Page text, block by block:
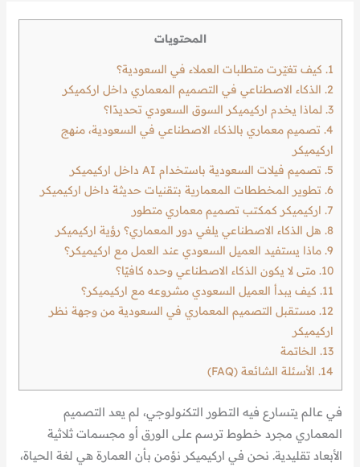
المحتويات
1. كيف تغيّرت متطلبات العملاء في السعودية؟
2. الذكاء الاصطناعي في التصميم المعماري داخل اركميكر
3. لماذا يخدم اركيميكر السوق السعودي تحديدًا؟
4. تصميم معماري بالذكاء الاصطناعي في السعودية، منهج
اركيميكر
5. تصميم فيلات السعودية باستخدام AI داخل اركيميكر
6. تطوير المخططات المعمارية بتقنيات حديثة داخل اركيميكر
7. اركيميكر كمكتب تصميم معماري متطور
8. هل الذكاء الاصطناعي يلغي دور المعماري؟ رؤية اركيميكر
9. ماذا يستفيد العميل السعودي عند العمل مع اركيميكر؟
10. متى لا يكون الذكاء الاصطناعي وحده كافيًا؟
11. كيف يبدأ العميل السعودي مشروعه مع اركيميكر؟
12. مستقبل التصميم المعماري في السعودية من وجهة نظر
اركيميكر
13. الخاتمة
14. الأسئلة الشائعة (FAQ)
في عالم يتسارع فيه التطور التكنولوجي، لم يعد التصميم
المعماري مجرد خطوط ترسم على الورق أو مجسمات ثلاثية
الأبعاد تقليدية. نحن في اركيميكر نؤمن بأن العمارة هي لغة الحياة،